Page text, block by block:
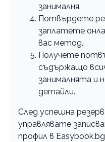
занималня.
Потвърдете
заплатете
вас метод.
Получете
съдържащо
занималнята и
детайли.
След успешна
управлявате
профил в